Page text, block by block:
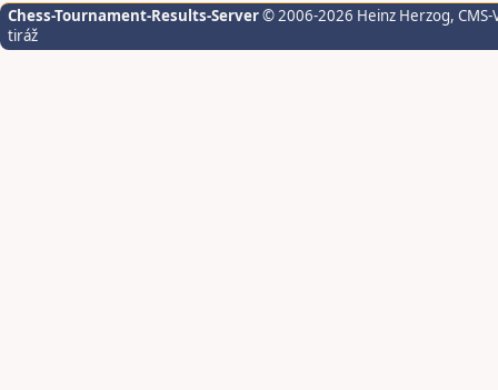
Chess-Tournament-Results-Server© 2006-2026 Heinz Herzog,
tiráž